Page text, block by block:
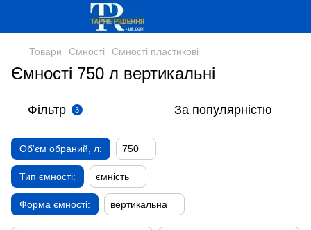
Товари Ємності Ємності пластикові
Ємності 750 л вертикальні
Фільтр 3 За популярністю
Об'єм обраний, л: 750
Тип ємності: ємність
Форма ємності: вертикальна